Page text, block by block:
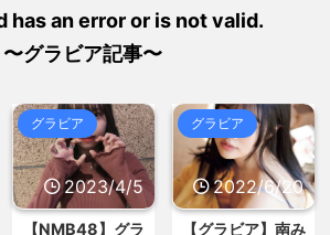
個... / おま
19:11)
遊びにきた
のふっ
ッ... / おま
18:09)
さん、常識
がり落... /
(8/8 18:09)
医、その日のうちに両足が動かな... /
19:30)
5chまとめMAP(総合) NEW!
(8/8
19:21)
「幽霊は存在しない」と仮定する
と、「見た」という何億もの人間... /
5chまとめMAP(総合) NEW! (8/8
19:13)
【国際】日本のマヨネーズが世界
has an error or is not valid.
〜グラビア記事〜
グラビア
2022/6/20
【グラビア】南み
グラビア
2022/6/18
【速報です!!!】中